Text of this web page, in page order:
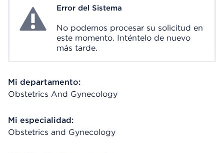
System ErrorError del Sistema
No podemos procesar su solicitud en
este momento. Inténtelo de nuevo
más tarde.
Mi departamento:
Obstetrics And Gynecology
Mi especialidad:
Obstetrics and Gynecology